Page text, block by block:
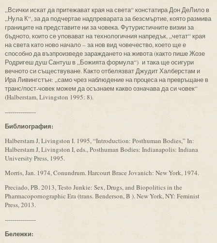
„Всички искат да притежават края на света“ констатира Дон ДеЛило в
„Нула К“, за да подчертае надпреварата за безсмъртие, която размива
границите на представите ни за човека. Футуристичните визии за
бъдното, които се уповават на технологичния напредък, „четат“ края
на света като ново начало – за нов вид човечество, което ще е
способно да възпроизведе зараждането на живота (както пише Жозе
Родригеш душ Сантуш в „Божията формула“) и така ще осигури
вечното си съществуване. Както отбелязват Джудит Халберстам и
Ира Ливингстън: „само чрез наблюдение на процеса на превръщане в
транс/пост-човек можем да осъзнаем какво означава да си човек“
(Halberstam, Livingston 1995: 8).
----------------
Библиография:
Halberstam J, Livingston I. 1995, “Introduction: Posthuman Bodies,” In:
Halberstam J, Livingston I, eds., Posthuman Bodies: Indianapolis: Indiana
University Press, 1995.
Morris, Jan. 1974, Conundrum. Harcourt Brace Jovanich: New York, 1974.
Preciado, PB. 2013, Testo Junkie: Sex, Drugs, and Biopolitics in the
Pharmacopornographic Era (trans. Benderson, B ). New York, NY: Feminist
Press, 2013.
----------------
Бележки: